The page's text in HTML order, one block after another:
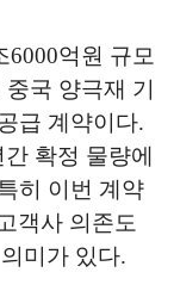
억원 규모
국 양극재 기
급 계약이다.
확정 물량에
히 이번 계약
객사 의존도
미가 있다.